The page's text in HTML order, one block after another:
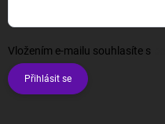
Vložením e-mailu souhlasíte s
Přihlásit se